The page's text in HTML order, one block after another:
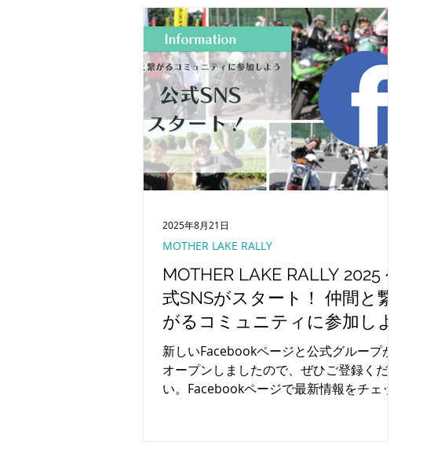
MOTHER LAKE RALLY 2025 公
式SNSがスタート！ 仲間と繋
がるコミュニティに参加しよ
う
新しいFacebookページと公式グループが
オープンしましたので、ぜひご登録くださ
い。Facebookページで最新情報をチェッ
MOTHER LAKE RALLY
2025年8月21日